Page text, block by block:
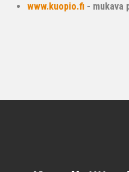
www.kuopio.fi - mukava